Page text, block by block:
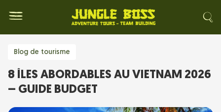
Blog de tourisme
8 ÎLES ABORDABLES AU VIETNAM 2026
– GUIDE BUDGET